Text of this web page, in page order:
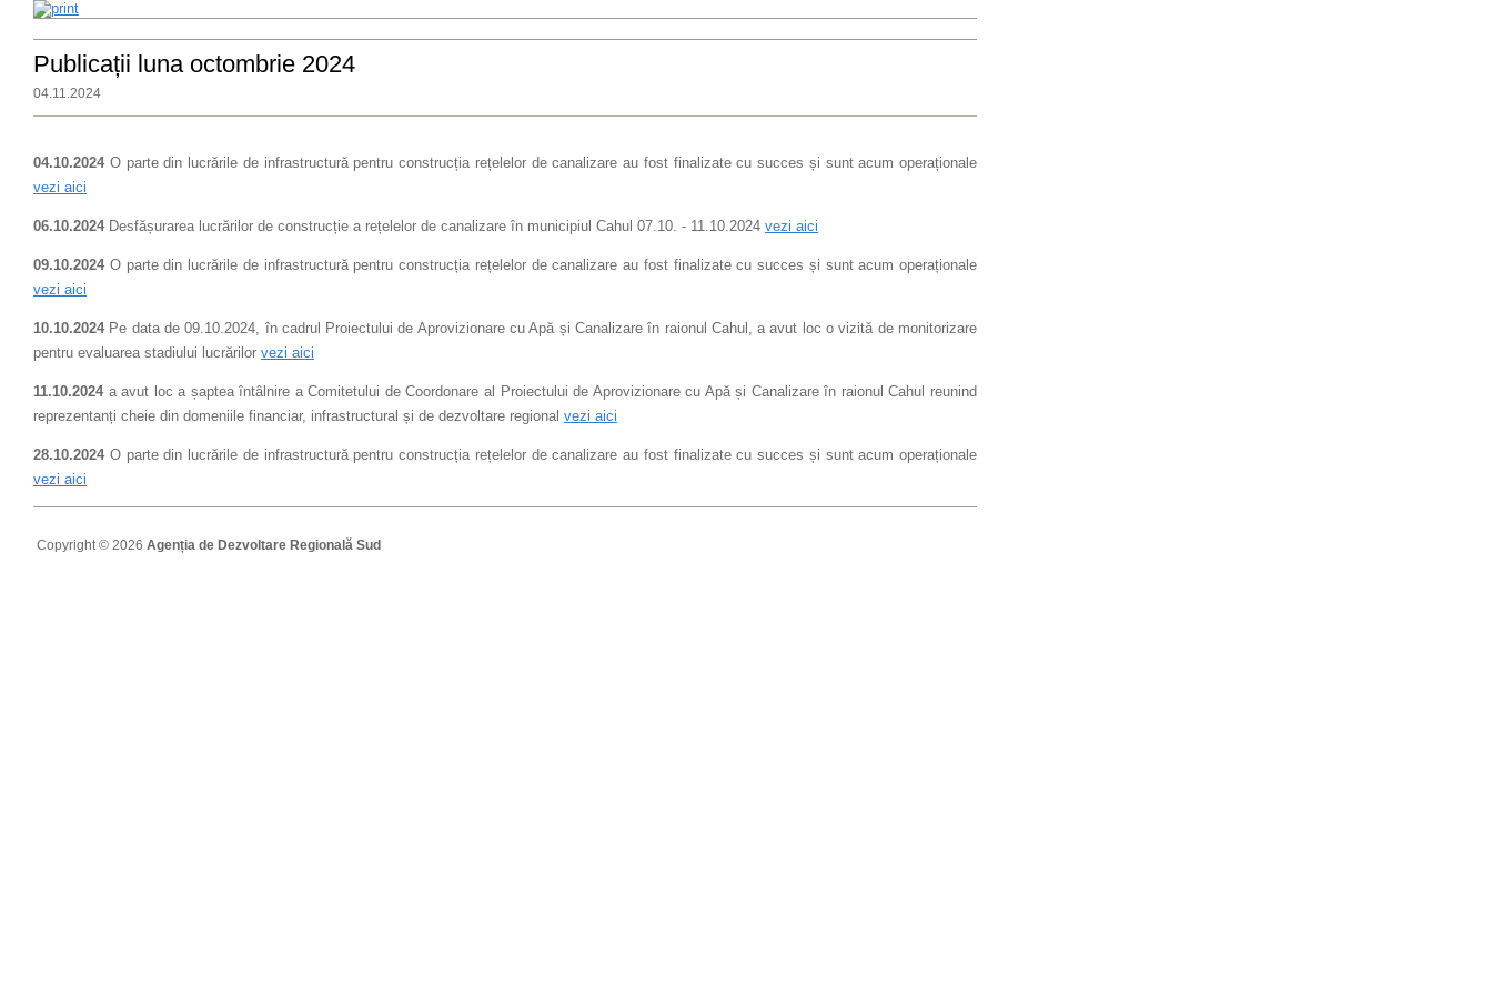
Publicații luna octombrie 2024
04.11.2024
04.10.2024 O parte din lucrările de infrastructură pentru construcția rețelelor de canalizare au fost finalizate cu succes și sunt acum operaționale
vezi aici
06.10.2024 Desfășurarea lucrărilor de construcție a rețelelor de canalizare în municipiul Cahul 07.10. - 11.10.2024 vezi aici
09.10.2024 O parte din lucrările de infrastructură pentru construcția rețelelor de canalizare au fost finalizate cu succes și sunt acum operaționale
vezi aici
10.10.2024Pe data de 09.10.2024, în cadrul Proiectului de Aprovizionare cu Apă și Canalizare în raionul Cahul, a avut loc o vizită de monitorizare
pentru evaluarea stadiului lucrărilor vezi aici
11.10.2024 a avut loc a șaptea întâlnire a Comitetului de Coordonare al Proiectului de Aprovizionare cu Apă și Canalizare în raionul Cahul reunind
reprezentanți cheie din domeniile financiar, infrastructural și de dezvoltare regional vezi aici
28.10.2024O parte din lucrările de infrastructură pentru construcția rețelelor de canalizare au fost finalizate cu succes și sunt acum operaționale
vezi aici
Copyright © 2026 Agenția de Dezvoltare Regională Sud